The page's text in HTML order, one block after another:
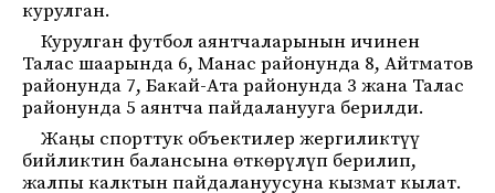
курулган.
Курулган футбол аянтчаларынын ичинен
Талас шаарында 6, Манас районунда 8, Айтматов
районунда 7, Бакай-Ата районунда 3 жана Талас
районунда 5 аянтча пайдаланууга берилди.
Жаңы спорттук объектилер жергиликтүү
бийликтин балансына өткөрүлүп берилип,
жалпы калктын пайдалануусуна кызмат кылат.